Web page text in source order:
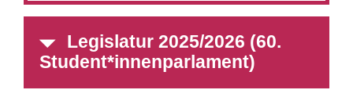
Legislatur 2025/2026 (60.
Student*innenparlament)